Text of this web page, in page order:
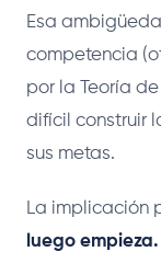
Esa
competencia
por la Teoría
difícil construir
sus metas.
La implicación
luego empieza.